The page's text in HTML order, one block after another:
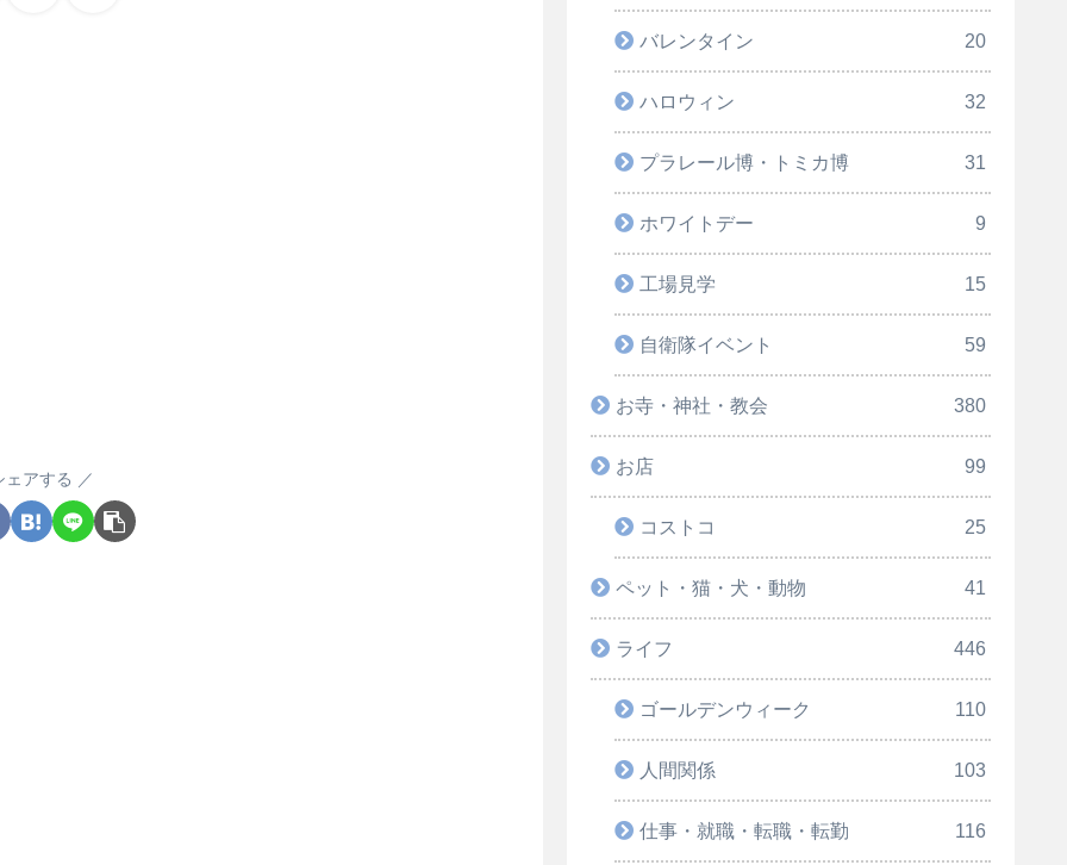
ェアする
バレンタイン 20
ハロウィン 32
プラレール博・トミカ博 31
ホワイトデー 9
工場見学 15
自衛隊イベント 59
お寺・神社・教会 380
お店 99
コストコ 25
ペット・猫・犬・動物 41
ライフ 446
ゴールデンウィーク 110
人間関係 103
仕事・就職・転職・転勤 116